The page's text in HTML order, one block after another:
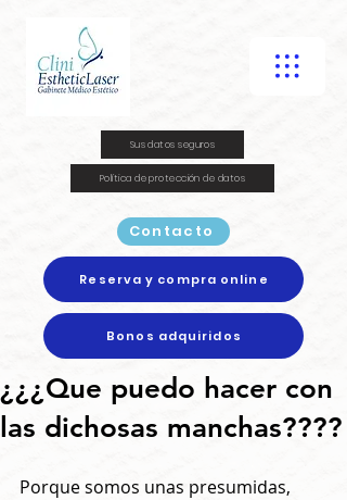
Contacto
Sus datos seguros
Política de protección de datos
Reserva y compra online
Bonos adquiridos
¿¿¿Que puedo hacer con
las dichosas manchas????
Porque somos unas presumidas,